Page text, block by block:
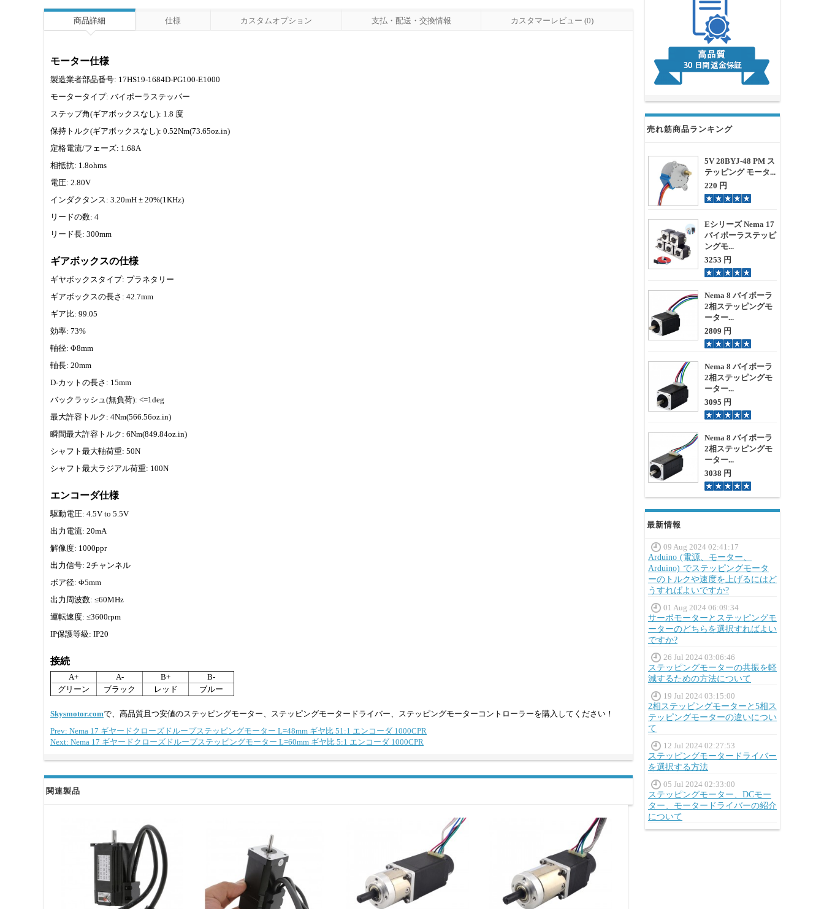
売れ筋商品ランキング
5V 28BYJ-48 PM ス
テッピング モータ...
220 円
Eシリーズ Nema 17
バイポーラステッピ
ングモ...
3253 円
Nema 8 バイポーラ
2相ステッピングモ
ーター...
2809 円
Nema 8 バイポーラ
2相ステッピングモ
ーター...
3095 円
Nema 8 バイポーラ
2相ステッピングモ
ーター...
3038 円
最新情報
09 Aug 2024 02:41:17
Arduino (電源、モーター、
Arduino) でステッピングモータ
ーのトルクや速度を上げるにはど
うすればよいですか?
01 Aug 2024 06:09:34
サーボモーターとステッピングモ
ーターのどちらを選択すればよい
ですか?
26 Jul 2024 03:06:46
ステッピングモーターの共振を軽
減するための方法について
19 Jul 2024 03:15:00
2相ステッピングモーターと5相ス
テッピングモーターの違いについ
て
12 Jul 2024 02:27:53
ステッピングモータードライバー
を選択する方法
05 Jul 2024 02:33:00
ステッピングモーター、DCモー
ター、モータードライバーの紹介
について
商品詳細 仕様 カスタムオプション 支払・配送・交換情報 カスタマーレビュー (0)
モーター仕様
製造業者部品番号: 17HS19-1684D-PG100-E1000
モータータイプ: バイポーラステッパー
ステップ角(ギアボックスなし): 1.8 度
保持トルク(ギアボックスなし): 0.52Nm(73.65oz.in)
定格電流/フェーズ: 1.68A
相抵抗: 1.8ohms
電圧: 2.80V
インダクタンス: 3.20mH ± 20%(1KHz)
リードの数: 4
リード長: 300mm
ギアボックスの仕様
ギヤボックスタイプ: プラネタリー
ギアボックスの長さ: 42.7mm
ギア比: 99.05
効率: 73%
軸径: Φ8mm
軸長: 20mm
D-カットの長さ: 15mm
バックラッシュ(無負荷): <=1deg
最大許容トルク: 4Nm(566.56oz.in)
瞬間最大許容トルク: 6Nm(849.84oz.in)
シャフト最大軸荷重: 50N
シャフト最大ラジアル荷重: 100N
エンコーダ仕様
駆動電圧: 4.5V to 5.5V
出力電流: 20mA
解像度: 1000ppr
出力信号: 2チャンネル
ボア径: Φ5mm
出力周波数: ≤60MHz
運転速度: ≤3600rpm
IP保護等級: IP20
接続
A+ A- B+
B-
グリーン
ブラック レッド ブルー
Skysmotor.comで、高品質且つ安値のステッピングモーター、ステッピングモータードライバー、ステッピングモーターコントローラーを購入してください！
Prev: Nema 17 ギヤードクローズドループステッピングモーター L=48mm ギヤ比 51:1 エンコーダ 1000CPR
Next: Nema 17 ギヤードクローズドループステッピングモーター L=60mm ギヤ比 5:1 エンコーダ 1000CPR
関連製品